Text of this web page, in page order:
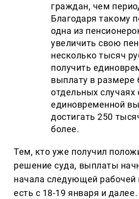
граждан, чем
Благодаря такому
одна из
увеличить свою
несколько тысяч
получить
выплату в размере
отдельных случаях
единовременной
достигать 250
более.
Тем, кто уже получил
решение суда, выплаты
начала следующей рабочей
есть с 18-19 января и далее.